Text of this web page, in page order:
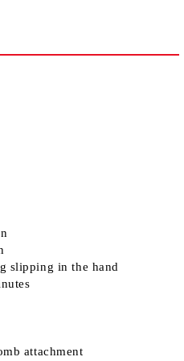
slipping in the hand
attachment